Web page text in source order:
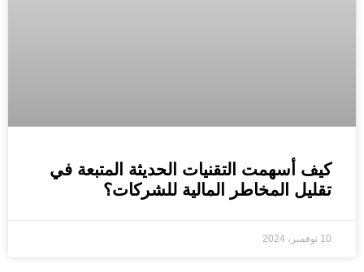
كيف أسهمت التقنيات الحديثة المتبعة في
تقليل المخاطر المالية للشركات؟
10 نوفمبر، 2024